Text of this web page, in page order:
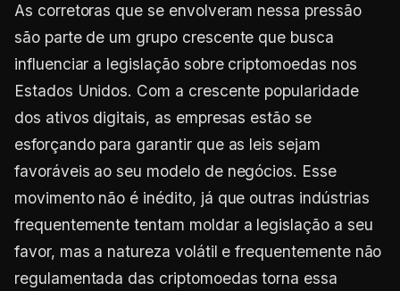
As corretoras que se envolveram nessa pressão
são parte de um grupo crescente que busca
influenciar a legislação sobre criptomoedas nos
Estados Unidos. Com a crescente popularidade
dos ativos digitais, as empresas estão se
esforçando para garantir que as leis sejam
favoráveis ao seu modelo de negócios. Esse
movimento não é inédito, já que outras indústrias
frequentemente tentam moldar a legislação a seu
favor, mas a natureza volátil e frequentemente não
regulamentada das criptomoedas torna essa